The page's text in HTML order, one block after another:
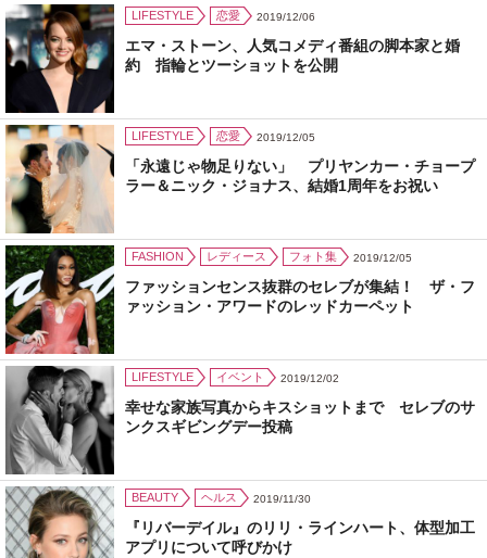
LIFESTYLE 恋愛 2019/12/06
エマ・ストーン、人気コメディ番組の脚本家と婚
約 指輪とツーショットを公開
LIFESTYLE 恋愛 2019/12/05
「永遠じゃ物足りない」 プリヤンカー・チョープ
ラー＆ニック・ジョナス、結婚1周年をお祝い
FASHION レディース フォト集 2019/12/05
ファッションセンス抜群のセレブが集結！ ザ・フ
ァッション・アワードのレッドカーペット
LIFESTYLE イベント 2019/12/02
幸せな家族写真からキスショットまで セレブのサ
ンクスギビングデー投稿
BEAUTY ヘルス 2019/11/30
『リバーデイル』のリリ・ラインハート、体型加工
アプリについて呼びかけ